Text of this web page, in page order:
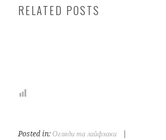
RELATED POSTS
Posted in:Огляди та лайфхаки